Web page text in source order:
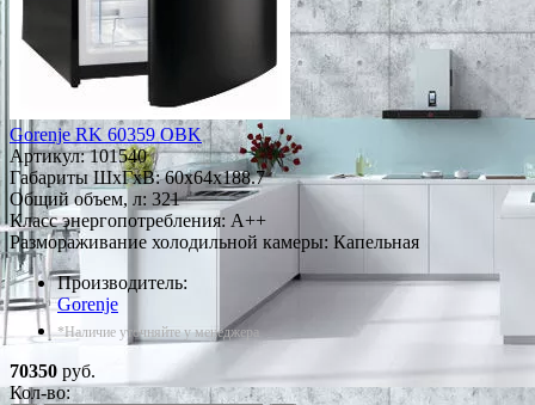
Gorenje RK 60359 OBK
Артикул:101540
Габариты ШxГxВ: 60x64x188.7
Общий объем, л: 321
Класс энергопотребления: A++
Размораживание холодильной камеры: Капельная
Производитель:
Gorenje
*Наличие уточняйте у менеджера
70350 руб.
Кол-во: